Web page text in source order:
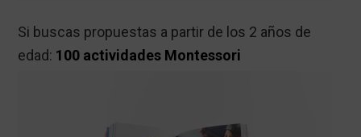
Si buscas propuestas a partir de los 2 años de
edad: 100 actividades Montessori